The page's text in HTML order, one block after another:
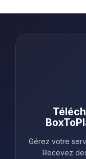
Gérez votre
Recevez